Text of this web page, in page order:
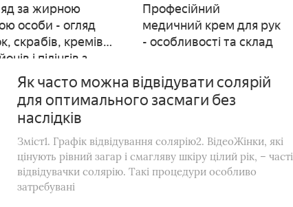
за жирною
особи - огляд
скрабів, кремів,
і пілінгів з
та
Професійний
медичний крем для рук
- особливості та склад
Як часто можна відвідувати солярій
для оптимального засмаги без
наслідків
Зміст1. Графік відвідування солярію2. ВідеоЖінки, які
цінують рівний загар і смагляву шкіру цілий рік, – часті
відвідувачки солярію. Такі процедури особливо
затребувані